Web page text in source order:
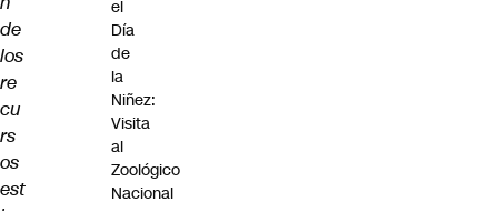
de
los
re
cu
rs
os
est
el
Día
de
la
Niñez:
Visita
al
Zoológico
Nacional